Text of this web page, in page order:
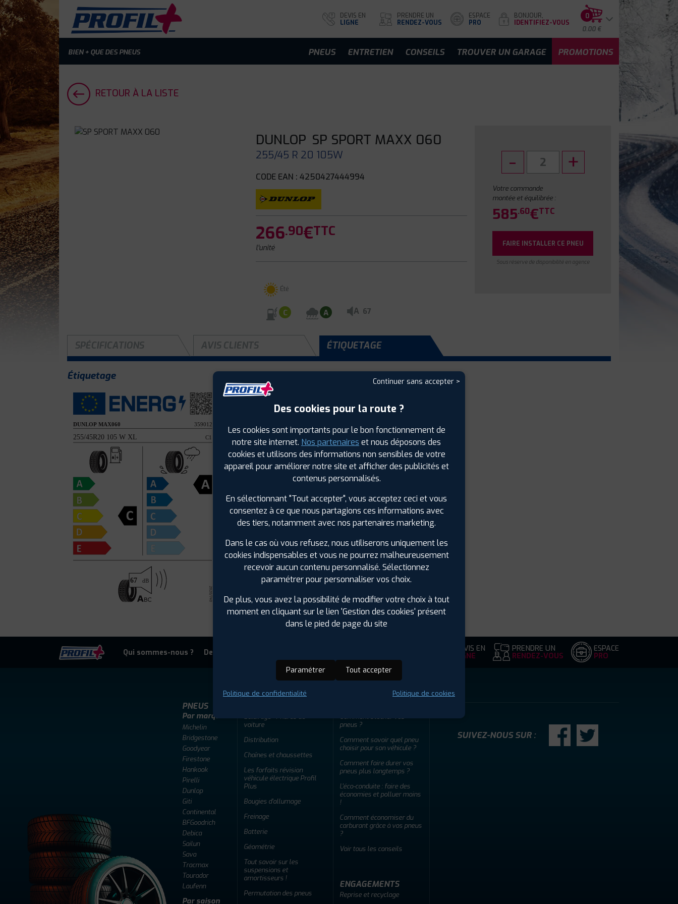
BIEN + QUE DES PNEUS
DEVIS EN
LIGNE
PRENDRE UN
RENDEZ-VOUS
ESPACE
PRO
BONJOUR,
IDENTIFIEZ-VOUS
0
0.00 €
PNEUS ENTRETIEN CONSEILS TROUVER UN GARAGE PROMOTIONS
RETOUR À LA LISTE
DUNLOP SP SPORT MAXX 060
255/45 R 20 105W
CODE EAN : 4250427444994
266.90€TTC
l'unité
Été
C A A 67
Votre commande
montée et équilibrée :
585.60€TTC
FAIRE INSTALLER CE PNEU
Sous réserve de disponibilité en agence
SPÉCIFICATIONS AVIS CLIENTS ÉTIQUETAGE
Étiquetage
Saison :Été
Non
Hauteur :45
Diamètre :20
Charge :105
Vitesse :W
Bruit de roulement externe :67
Adhérence sur sol mouillé :A
Code EAN :4250427444994
Qui sommes-nous ? Devenir adherent DEVIS EN
LIGNE
PRENDRE UN
RENDEZ-VOUS
ESPACE
PRO
PNEUS
Par marque
Michelin
Bridgestone
Goodyear
Firestone
Hankook
Pirelli
Dunlop
Giti
Continental
BFGoodrich
Debica
Sailun
Sava
Tracmax
Tourador
Laufenn
Par saison
Éclairage - Phares de
voiture
Distribution
Chaînes et chaussettes
Les forfaits révision
véhicule électrique Profil
Plus
Bougies d'allumage
Freinage
Batterie
Géométrie
Tout savoir sur les
suspensions et
amortisseurs !
Permutation des pneus
Comment stocker vos
pneus ?
Comment savoir quel pneu
choisir pour son véhicule ?
Comment faire durer vos
pneus plus longtemps ?
L'éco-conduite : faire des
économies et polluer moins
!
Comment économiser du
carburant grâce à vos pneus
?
Voir tous les conseils
ENGAGEMENTS
Reprise et recyclage
SUIVEZ-NOUS SUR :
Continuer sans accepter >
Des cookies pour la route ?
Les cookies sont importants pour le bon fonctionnement de
notre site internet. Nos partenaires et nous déposons des
cookies et utilisons des informations non sensibles de votre
appareil pour améliorer notre site et afficher des publicités et
contenus personnalisés.
En sélectionnant "Tout accepter", vous acceptez ceci et vous
consentez à ce que nous partagions ces informations avec
des tiers, notamment avec nos partenaires marketing.
Dans le cas où vous refusez, nous utiliserons uniquement les
cookies indispensables et vous ne pourrez malheureusement
recevoir aucun contenu personnalisé. Sélectionnez
paramétrer pour personnaliser vos choix.
De plus, vous avez la possibilité de modifier votre choix à tout
moment en cliquant sur le lien 'Gestion des cookies' présent
dans le pied de page du site
Paramétrer Tout accepter
Politique de confidentialité Politique de cookies